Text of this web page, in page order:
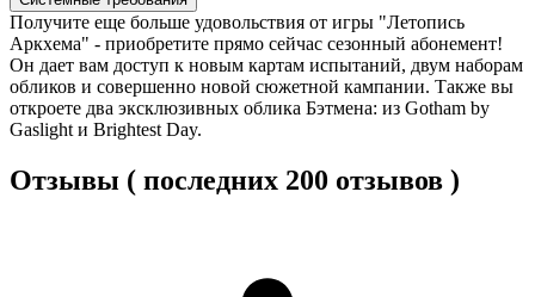
Получите еще больше удовольствия от игры "Летопись
Аркхема" - приобретите прямо сейчас сезонный абонемент!
Он дает вам доступ к новым картам испытаний, двум наборам
обликов и совершенно новой сюжетной кампании. Также вы
откроете два эксклюзивных облика Бэтмена: из Gotham by
Gaslight и Brightest Day.
Отзывы ( последних 200 отзывов )